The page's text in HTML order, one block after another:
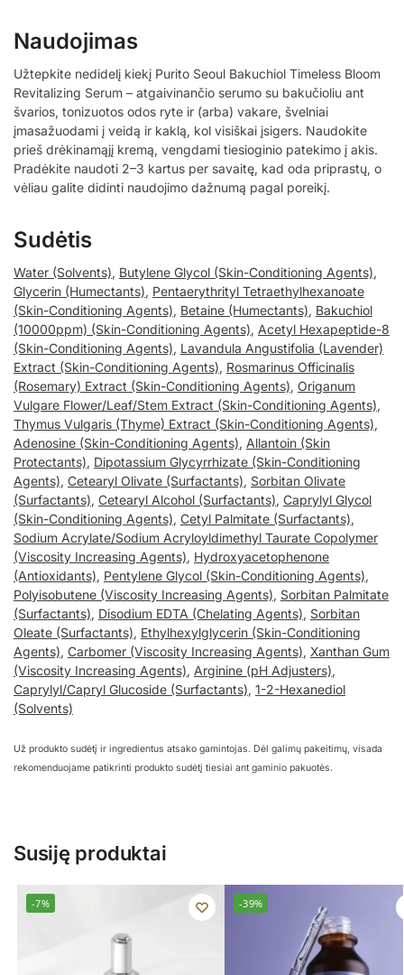
Naudojimas
Užtepkite nedidelį kiekį Purito Seoul Bakuchiol Timeless Bloom
Revitalizing Serum – atgaivinančio serumo su bakučioliu ant
švarios, tonizuotos odos ryte ir (arba) vakare, švelniai
įmasažuodami į veidą ir kaklą, kol visiškai įsigers. Naudokite
prieš drėkinamąjį kremą, vengdami tiesioginio patekimo į akis.
Pradėkite naudoti 2–3 kartus per savaitę, kad oda priprastų, o
vėliau galite didinti naudojimo dažnumą pagal poreikį.
Sudėtis
Water (Solvents), Butylene Glycol (Skin-Conditioning Agents),
Glycerin (Humectants), Pentaerythrityl Tetraethylhexanoate
(Skin-Conditioning Agents), Betaine (Humectants), Bakuchiol
(10000ppm) (Skin-Conditioning Agents), Acetyl Hexapeptide-8
(Skin-Conditioning Agents), Lavandula Angustifolia (Lavender)
Extract (Skin-Conditioning Agents), Rosmarinus Officinalis
(Rosemary) Extract (Skin-Conditioning Agents), Origanum
Vulgare Flower/Leaf/Stem Extract (Skin-Conditioning Agents),
Thymus Vulgaris (Thyme) Extract (Skin-Conditioning Agents),
Adenosine (Skin-Conditioning Agents), Allantoin (Skin
Protectants), Dipotassium Glycyrrhizate (Skin-Conditioning
Agents), Cetearyl Olivate (Surfactants), Sorbitan Olivate
(Surfactants), Cetearyl Alcohol (Surfactants), Caprylyl Glycol
(Skin-Conditioning Agents), Cetyl Palmitate (Surfactants),
Sodium Acrylate/Sodium Acryloyldimethyl Taurate Copolymer
(Viscosity Increasing Agents), Hydroxyacetophenone
(Antioxidants), Pentylene Glycol (Skin-Conditioning Agents),
Polyisobutene (Viscosity Increasing Agents), Sorbitan Palmitate
(Surfactants), Disodium EDTA (Chelating Agents), Sorbitan
Oleate (Surfactants), Ethylhexylglycerin (Skin-Conditioning
Agents), Carbomer (Viscosity Increasing Agents), Xanthan Gum
(Viscosity Increasing Agents), Arginine (pH Adjusters),
Caprylyl/Capryl Glucoside (Surfactants), 1-2-Hexanediol
(Solvents)
Už produkto sudėtį ir ingredientus atsako gamintojas. Dėl galimų pakeitimų, visada
rekomenduojame patikrinti produkto sudėtį tiesiai ant gaminio pakuotės.
Susiję produktai
-7% -39%